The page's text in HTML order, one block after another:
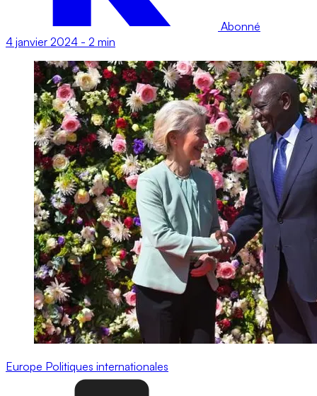
Abonné
4 janvier 2024 - 2 min
Europe Politiques internationales